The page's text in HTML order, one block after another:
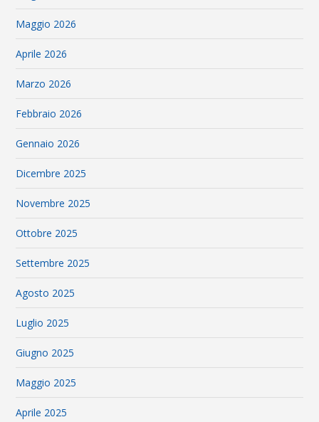
Maggio 2026
Aprile 2026
Marzo 2026
Febbraio 2026
Gennaio 2026
Dicembre 2025
Novembre 2025
Ottobre 2025
Settembre 2025
Agosto 2025
Luglio 2025
Giugno 2025
Maggio 2025
Aprile 2025